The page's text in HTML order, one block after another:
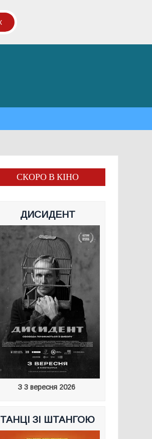
СКОРО В КІНО
ДИСИДЕНТ
З 3 вересня 2026
ТАНЦІ ЗІ ШТАНГОЮ